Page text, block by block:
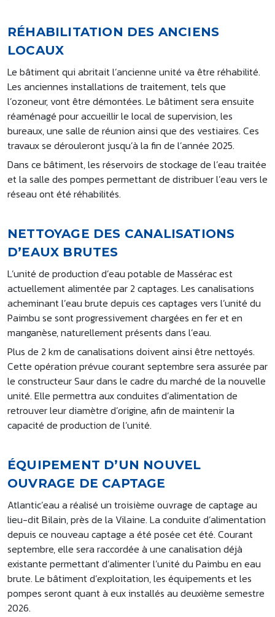
RÉHABILITATION DES ANCIENS
LOCAUX
Le bâtiment qui abritait l’ancienne unité va être réhabilité.
Les anciennes installations de traitement, tels que
l’ozoneur, vont être démontées. Le bâtiment sera ensuite
réaménagé pour accueillir le local de supervision, les
bureaux, une salle de réunion ainsi que des vestiaires. Ces
travaux se dérouleront jusqu’à la fin de l’année 2025.
Dans ce bâtiment, les réservoirs de stockage de l’eau traitée
et la salle des pompes permettant de distribuer l’eau vers le
réseau ont été réhabilités.
NETTOYAGE DES CANALISATIONS
D’EAUX BRUTES
L’unité de production d’eau potable de Massérac est
actuellement alimentée par 2 captages. Les canalisations
acheminant l’eau brute depuis ces captages vers l’unité du
Paimbu se sont progressivement chargées en fer et en
manganèse, naturellement présents dans l’eau.
Plus de 2 km de canalisations doivent ainsi être nettoyés.
Cette opération prévue courant septembre sera assurée par
le constructeur Saur dans le cadre du marché de la nouvelle
unité. Elle permettra aux conduites d’alimentation de
retrouver leur diamètre d’origine, afin de maintenir la
capacité de production de l’unité.
ÉQUIPEMENT D’UN NOUVEL
OUVRAGE DE CAPTAGE
Atlantic’eau a réalisé un troisième ouvrage de captage au
lieu-dit Bilain, près de la Vilaine. La conduite d’alimentation
depuis ce nouveau captage a été posée cet été. Courant
septembre, elle sera raccordée à une canalisation déjà
existante permettant d’alimenter l’unité du Paimbu en eau
brute. Le bâtiment d’exploitation, les équipements et les
pompes seront quant à eux installés au deuxième semestre
2026.